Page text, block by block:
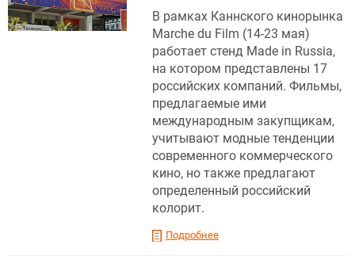
В рамках Каннского кинорынка
Marche du Film (14-23 мая)
работает стенд Made in Russia,
на котором представлены 17
российских компаний. Фильмы,
предлагаемые ими
международным закупщикам,
учитывают модные тенденции
современного коммерческого
кино, но также предлагают
определенный российский
колорит.
Подробнее